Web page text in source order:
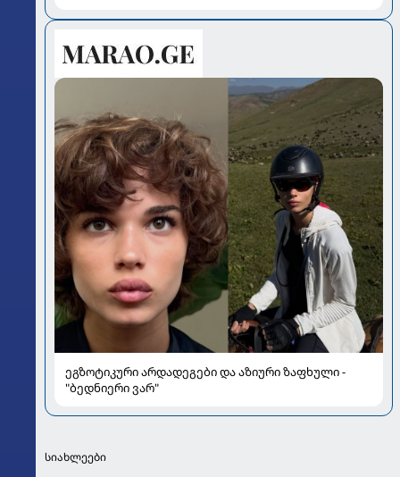
ეგზოტიკური არდადეგები და აზიური ზაფხული -
"ბედნიერი ვარ"
სიახლეები